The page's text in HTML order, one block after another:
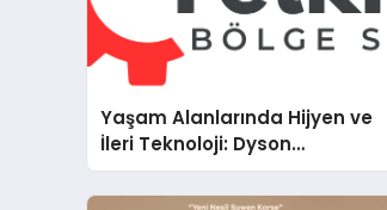
Yaşam Alanlarında Hijyen ve
İleri Teknoloji: Dyson
Cihazlarında Dürüst Teknik
Destek Deneyimi